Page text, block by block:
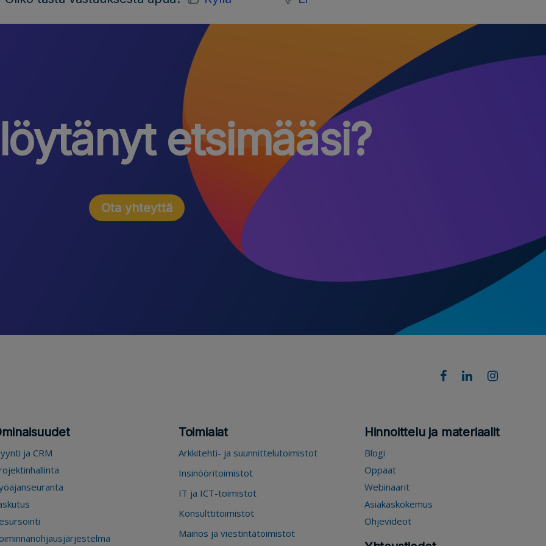
etsimääsi?
Ota yhteyttä
ja CRM
Toimialat
Arkkitehti- ja suunnittelutoimistot
Insinööritoimistot
IT ja ICT-toimistot
Konsulttitoimistot
Mainos ja viestintätoimistot
Hinnoittelu ja materiaalit
Blogi
Oppaat
Webinaarit
Asiakaskokemus
Ohjevideot